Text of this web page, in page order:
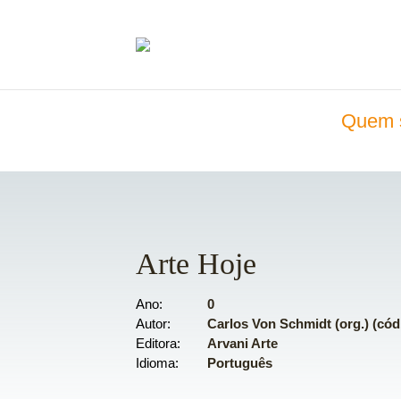
Quem
Arte Hoje
Ano
0
Autor
Carlos Von Schmidt (org.)
Editora
Arvani Arte
Idioma
Português